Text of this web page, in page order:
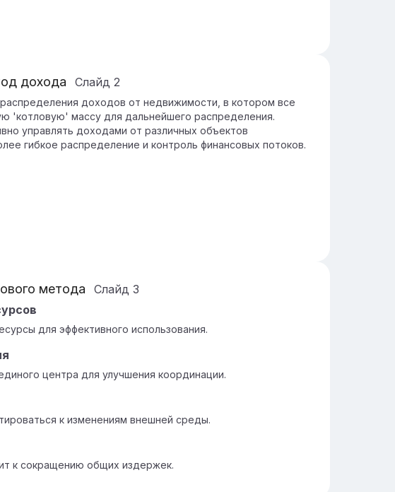
дохода Слайд 2
доходов от недвижимости, в котором все
'котловую' массу для дальнейшего распределения.
управлять доходами от различных объектов
гибкое распределение и контроль финансовых потоков.
метода Слайд 3
для эффективного использования.
центра для улучшения координации.
к изменениям внешней среды.
к сокращению общих издержек.